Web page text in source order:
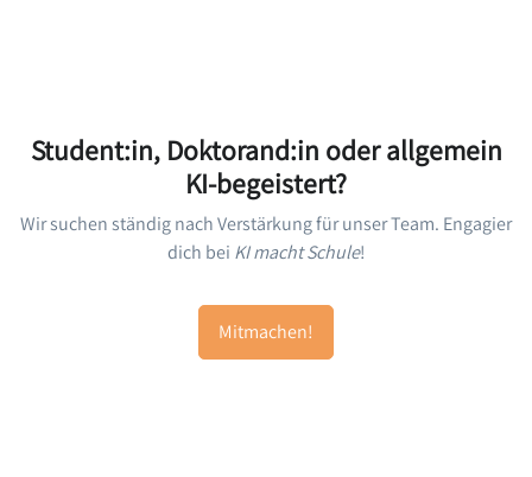
Student:in, Doktorand:in oder allgemein
KI-begeistert?
Wir suchen ständig nach Verstärkung für unser Team. Engagier
dich bei KI macht Schule!
Mitmachen!